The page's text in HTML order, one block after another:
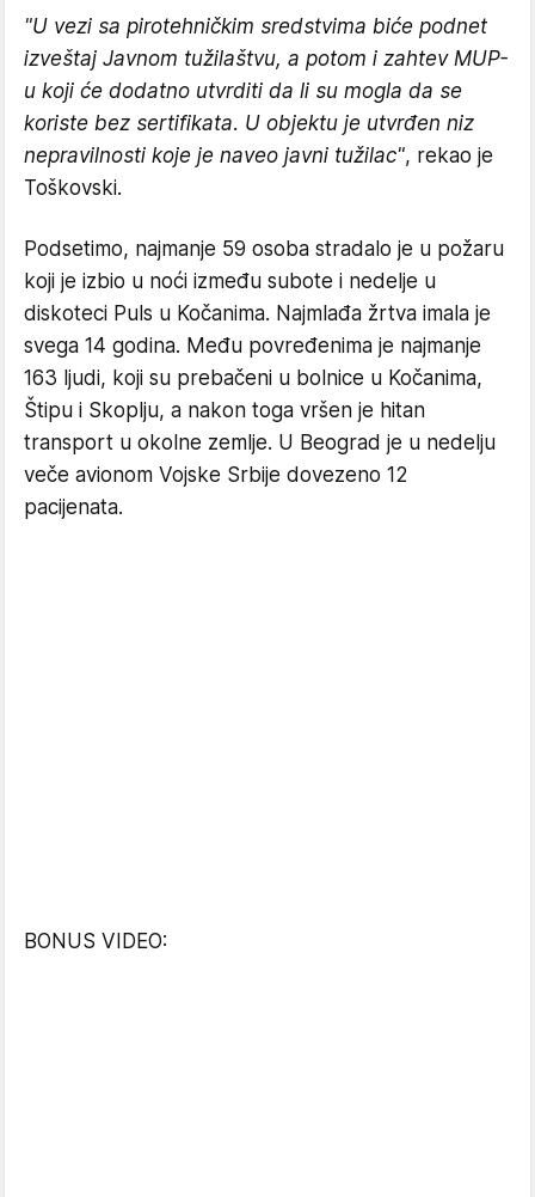
"U vezi sa pirotehničkim sredstvima biće podnet
izveštaj Javnom tužilaštvu, a potom i zahtev MUP-
u koji će dodatno utvrditi da li su mogla da se
koriste bez sertifikata. U objektu je utvrđen niz
nepravilnosti koje je naveo javni tužilac", rekao je
Toškovski.
Podsetimo, najmanje 59 osoba stradalo je u požaru
koji je izbio u noći između subote i nedelje u
diskoteci Puls u Kočanima. Najmlađa žrtva imala je
svega 14 godina. Među povređenima je najmanje
163 ljudi, koji su prebačeni u bolnice u Kočanima,
Štipu i Skoplju, a nakon toga vršen je hitan
transport u okolne zemlje. U Beograd je u nedelju
veče avionom Vojske Srbije dovezeno 12
pacijenata.
BONUS VIDEO: